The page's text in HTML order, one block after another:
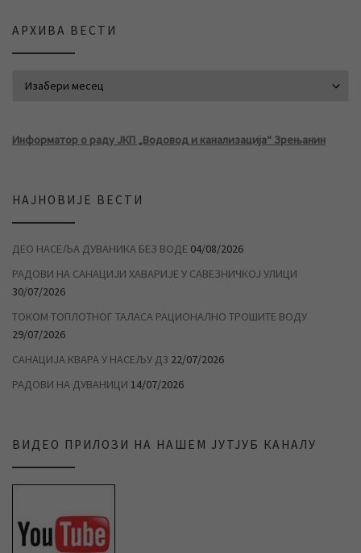
АРХИВА ВЕСТИ
Информатор о раду ЈКП „Водовод и канализација“ Зрењанин
НАЈНОВИЈЕ ВЕСТИ
ДЕО НАСЕЉА ДУВАНИКА БЕЗ ВОДЕ 04/08/2026
РАДОВИ НА САНАЦИЈИ ХАВАРИЈЕ У САВЕЗНИЧКОЈ УЛИЦИ
30/07/2026
ТОКОМ ТОПЛОТНОГ ТАЛАСА РАЦИОНАЛНО ТРОШИТЕ ВОДУ
29/07/2026
САНАЦИЈА КВАРА У НАСЕЉУ Д3 22/07/2026
РАДОВИ НА ДУВАНИЦИ 14/07/2026
ВИДЕО ПРИЛОЗИ НА НАШЕМ ЈУТЈУБ КАНАЛУ